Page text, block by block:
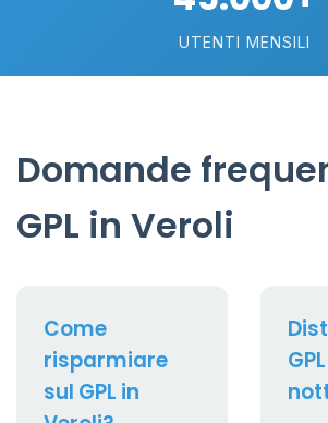
UTENTI MENSILI
Domande
GPL in Veroli
Come
risparmiare
sul GPL in